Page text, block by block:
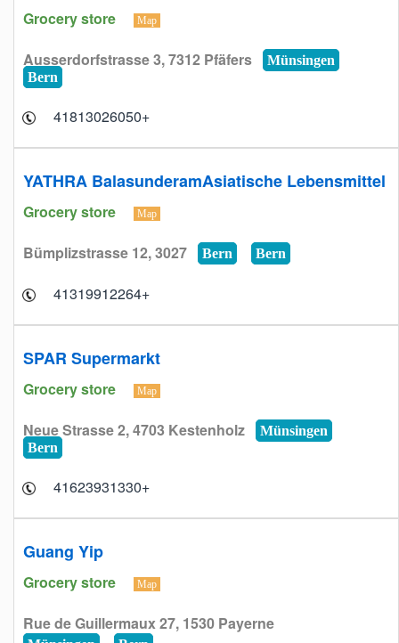
Grocery store Map
Ausserdorfstrasse 3, 7312 Pfäfers
Münsingen
Bern
+41813026050
YATHRA BalasunderamAsiatische Lebensmittel
Grocery store Map
Bümplizstrasse 12, 3027 Bern Bern
+41319912264
SPAR Supermarkt
Grocery store Map
Neue Strasse 2, 4703 Kestenholz
Münsingen
Bern
+41623931330
Guang Yip
Grocery store Map
Rue de Guillermaux 27, 1530 Payerne